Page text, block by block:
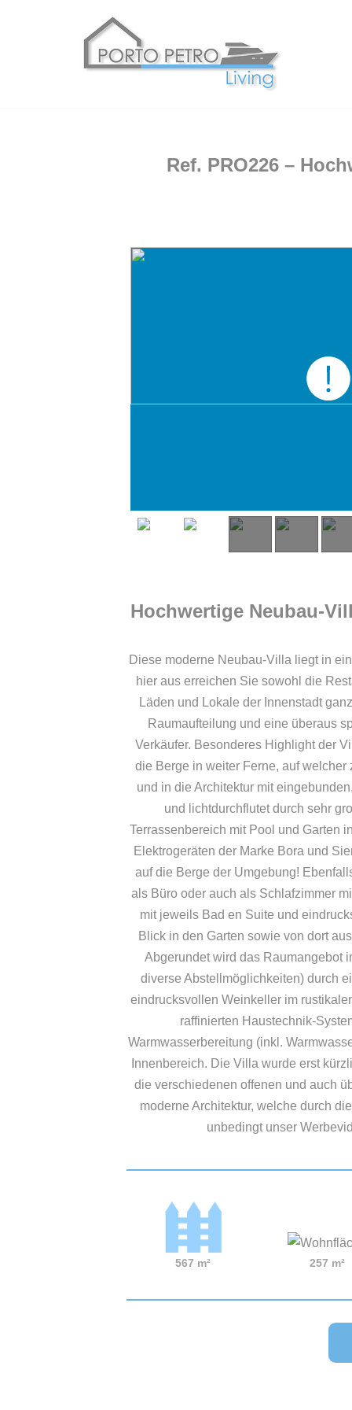
Ref. PRO226 –
Hochwertige Neubau-
Diese moderne Neubau-Villa liegt in
hier aus erreichen Sie sowohl die
Läden und Lokale der Innenstadt
Raumaufteilung und eine überaus
Verkäufer. Besonderes Highlight der
die Berge in weiter Ferne, auf
und in die Architektur mit
und lichtdurchflutet durch sehr
Terrassenbereich mit Pool und Garten
Elektrogeräten der Marke Bora und
auf die Berge der Umgebung!
als Büro oder auch als Schlafzimmer
mit jeweils Bad en Suite und
Blick in den Garten sowie von dort
Abgerundet wird das Raumangebot
diverse Abstellmöglichkeiten) durch
eindrucksvollen Weinkeller im
raffinierten Haustechnik-
Warmwasserbereitung (inkl.
Innenbereich. Die Villa wurde erst
die verschiedenen offenen und auch
moderne Architektur, welche durch
unbedingt unser
567 m² 257 m²